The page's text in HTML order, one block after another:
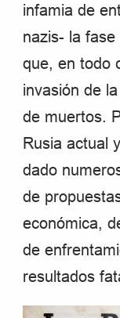
infamia de
nazis- la
que, en todo
invasión de
de muertos.
Rusia actual
dado
de
económica,
de
resultados